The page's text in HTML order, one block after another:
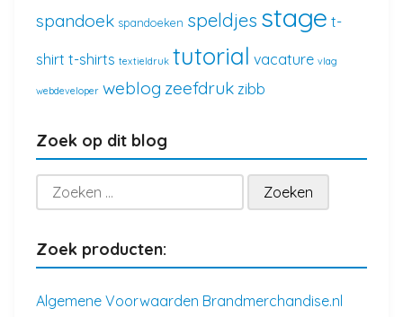
spandoek spandoeken speldjes stage t-
shirt t-shirts textieldruk tutorial vacature vlag
webdeveloper weblog zeefdruk zibb
Zoek op dit blog
Zoeken
naar:
Zoek producten:
Algemene Voorwaarden Brandmerchandise.nl